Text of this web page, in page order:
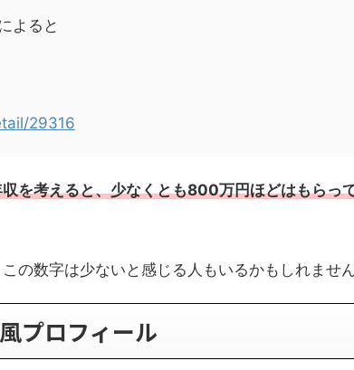
よると
29316
を考えると、少なくとも800万円ほどはもらっ
の数字は少ないと感じる人もいるかもしれませ
プロフィール